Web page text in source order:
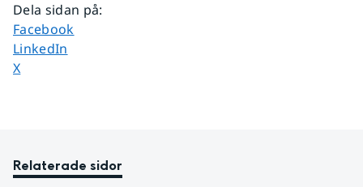
Dela sidan på:
Dela sidan på
Facebook
Dela sidan på
LinkedIn
Dela sidan på
X
Relaterade sidor